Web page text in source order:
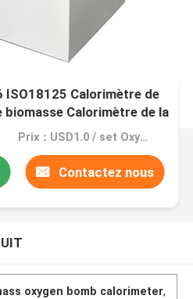
ISO18125 Calorimètre de
biomasse Calorimètre de la
Prix：USD1.0 / set Oxygen Bomb Calorimeter
Contactez nous
oxygen bomb calorimeter,